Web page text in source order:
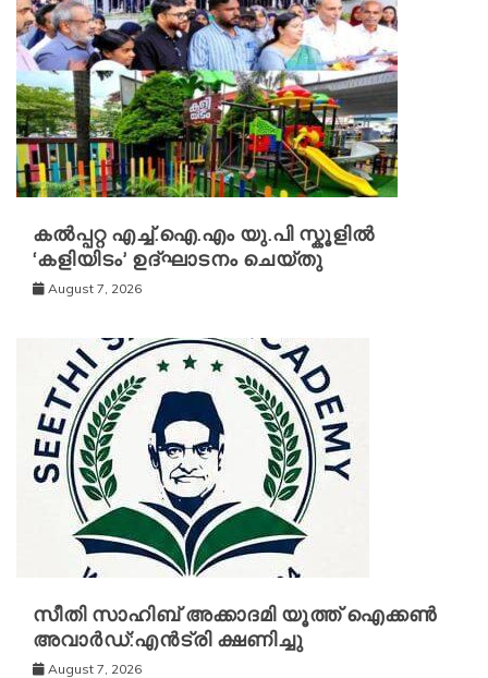
കൽപ്പറ്റ എച്ച്.ഐ.എം യു.പി സ്കൂ‌ളിൽ
‘കളിയിടം’ ഉദ്ഘാടനം ചെയ്തു
August 7, 2026
സീതി സാഹിബ് അക്കാദമി യൂത്ത് ഐക്കൺ
അവാർഡ്:എൻട്രി ക്ഷണിച്ചു
August 7, 2026